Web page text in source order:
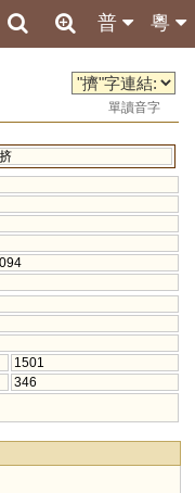
粵
普
單讀音字
挤
1501
346